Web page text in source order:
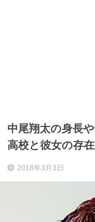
中尾翔太の身長
高校と彼女の存
2018年3月3日